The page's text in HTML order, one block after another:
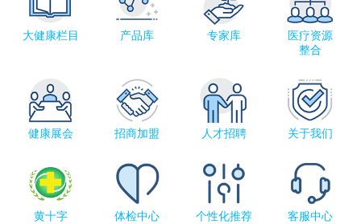
大健康栏目 产品库 专家库
医疗资源
整合
健康展会 招商加盟 人才招聘 关于我们
黄十字 体检中心 个性化推荐 客服中心